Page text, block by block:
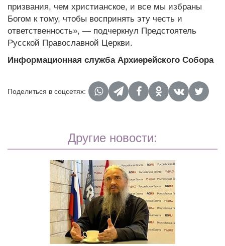
призвания, чем христианское, и все мы избраны
Богом к тому, чтобы воспринять эту честь и
ответственность», — подчеркнул Предстоятель
Русской Православной Церкви.
Информационная служба Архиерейского Собора
Поделиться в соцсетях:
Другие новости: